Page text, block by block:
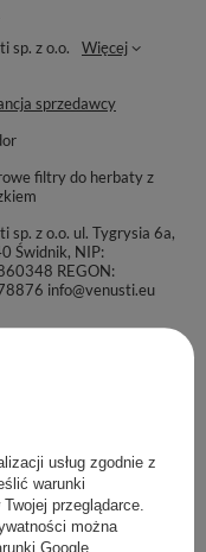
papier; patyczek:
sp. z o.o. Więcej
sprzedawcy
filtry do herbaty z
sp. z o.o. ul. Tygrysia 6a,
Świdnik, NIP:
REGON:
info@venusti.eu
Papierowe filtry do
16,50 zł
usług zgodnie z
warunki
przeglądarce.
można
Google